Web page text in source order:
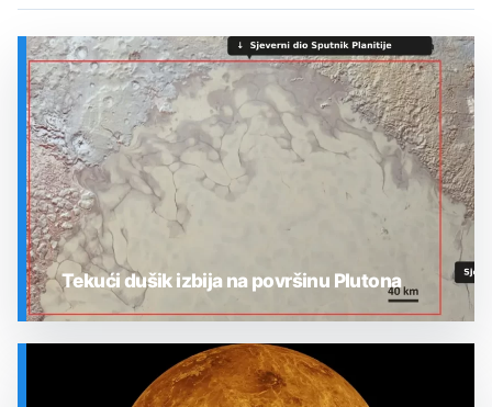
Tekući dušik izbija na površinu Plutona